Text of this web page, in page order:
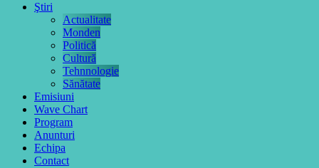
Ştiri
Actualitate
Monden
Politică
Cultură
Tehnnologie
Sănătate
Emisiuni
Wave Chart
Program
Anunturi
Echipa
Contact